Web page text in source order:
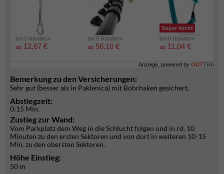
bei 3 Händlern
ab 12,67 €
bei 5 Händlern
ab 56,10 €
Super leicht
bei 8 Händlern
ab 11,04 €
Anzeige, powered by OUTTRA
Bemerkung zu den Versicherungen:
Sehr gut (besser als in Paklenica) mit Bohrhaken gesichert.
Abstiegzeit:
0:15 Min.
Zustieg zur Wand:
Vom Parkplatz dem Weg in die Schlucht folgen und in rd. 10
Minuten zu den ersten Sektoren und von dort in weiteren 10-15
Min. zu den obersten Sektoren.
Höhe Einstieg:
50 m